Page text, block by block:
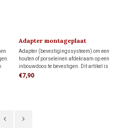
Adapter montageplaat
Adapter (bevestigingssysteem) om een
houten of porseleinen afdekraam op een
inbouwdoos te bevestigen. Dit artikel is
alleen nodig wanneer je een FONTINI-
€7,90